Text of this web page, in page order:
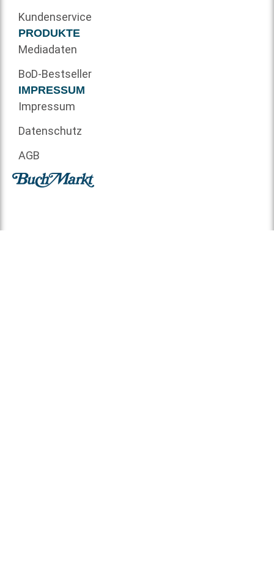
Kundenservice
PRODUKTE
Mediadaten
BoD-Bestseller
IMPRESSUM
Impressum
Datenschutz
AGB